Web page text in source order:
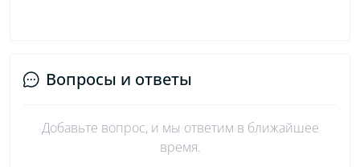
Вопросы и ответы
Добавьте вопрос, и мы ответим в ближайшее
время.